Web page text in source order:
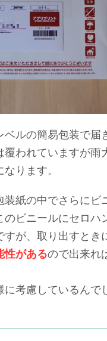
ルの簡易包装で届
覆われていますが雨
ります。
装紙の中でさらにビ
のビニールにセロハ
すが、取り出すとき
性があるので出来れ
に考慮しているんで